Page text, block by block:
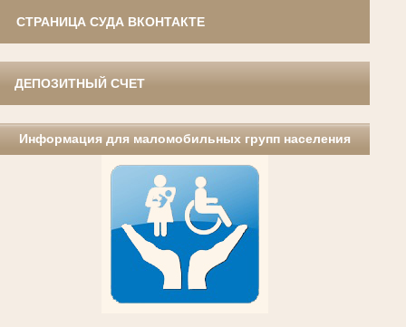
СТРАНИЦА СУДА ВКОНТАКТЕ
ДЕПОЗИТНЫЙ СЧЕТ
Информация для маломобильных групп населения